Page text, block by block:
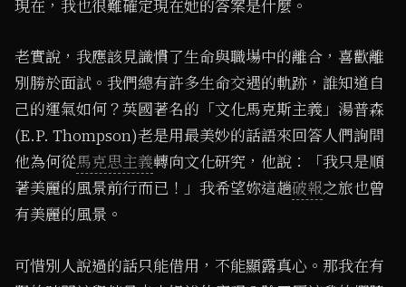
現在，我也很難確定現在她的答案是什麼。
老實說，我應該見識慣了生命與職場中的離合，喜歡離
別勝於面試。我們總有許多生命交遇的軌跡，誰知道自
己的運氣如何？英國著名的「文化馬克斯主義」湯普森
(E.P. Thompson)老是用最美妙的話語來回答人們詢問
他為何從馬克思主義轉向文化研究，他說：「我只是順
著美麗的風景前行而已！」我希望妳這趟破報之旅也曾
有美麗的風景。
可惜別人說過的話只能借用，不能顯露真心。那我在有